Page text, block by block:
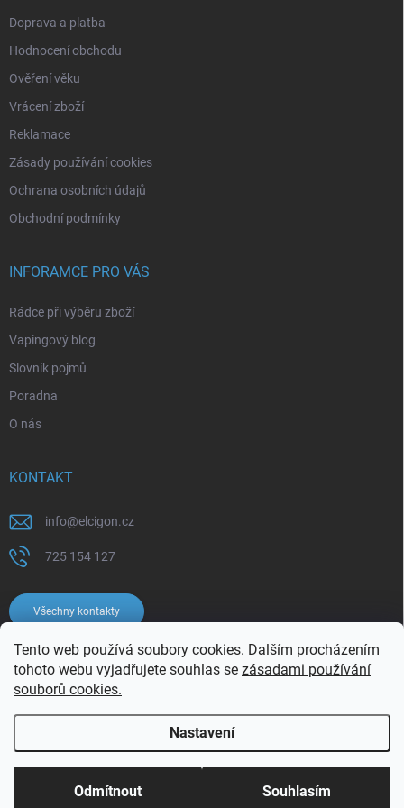
Tento web používá soubory cookies. Dalším procházením
tohoto webu vyjadřujete souhlas se zásadami používání
souborů cookies.
Nastavení
Odmítnout Souhlasím
Doprava a platba
Hodnocení obchodu
Ověření věku
Vrácení zboží
Reklamace
Zásady používání cookies
Ochrana osobních údajů
Obchodní podmínky
INFORAMCE PRO VÁS
Rádce při výběru zboží
Vapingový blog
Slovník pojmů
Poradna
O nás
KONTAKT
info@elcigon.cz
725 154 127
Všechny kontakty
Copyright 2026Elcigon.cz. Všechna práva vyhrazena.Upravit nastavení
cookies